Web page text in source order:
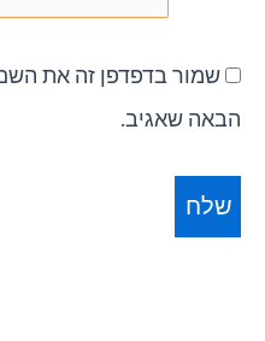
שמור בדפדפן זה את
הבאה שאגיב.